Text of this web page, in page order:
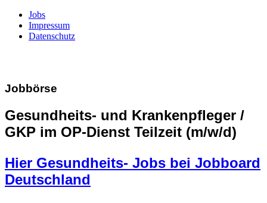
Jobs
Impressum
Datenschutz
Jobbörse
Gesundheits- und Krankenpfleger /
GKP im OP-Dienst Teilzeit (m/w/d)
Hier Gesundheits- Jobs bei Jobboard
Deutschland